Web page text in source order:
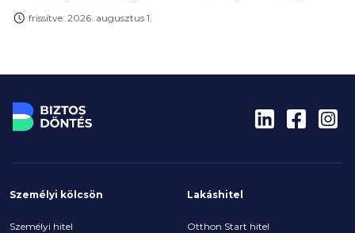
milliárd forint közelében mozog.
frissítve: 2026. augusztus 1.
Személyi kölcsön
Személyi hitel
Lakáshitel
Otthon Start hitel